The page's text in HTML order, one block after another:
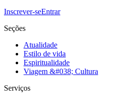
Inscrever-seEntrar
Seções
Atualidade
Estilo de vida
Espiritualidade
Viagem &#038; Cultura
Serviços